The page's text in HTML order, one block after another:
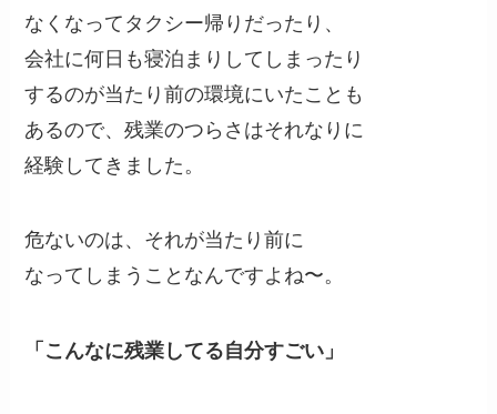
なくなってタクシー帰りだったり、
会社に何日も寝泊まりしてしまったり
するのが当たり前の環境にいたことも
あるので、残業のつらさはそれなりに
経験してきました。
危ないのは、それが当たり前に
なってしまうことなんですよね〜。
「こんなに残業してる自分すごい」